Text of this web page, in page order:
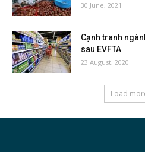
30 June, 2021
Cạnh tranh
sau EVFTA
23 August, 2020
Load